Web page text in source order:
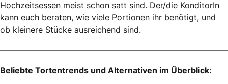
Hochzeitsessen meist schon satt sind. Der/die KonditorIn
kann euch beraten, wie viele Portionen ihr benötigt, und
ob kleinere Stücke ausreichend sind.
Beliebte Tortentrends und Alternativen im Überblick: